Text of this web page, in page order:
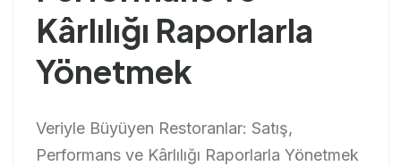
Kârlılığı Raporlarla
Yönetmek
Veriyle Büyüyen Restoranlar: Satış,
Performans ve Kârlılığı Raporlarla Yönetmek